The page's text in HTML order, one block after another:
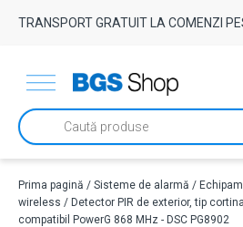
TRANSPORT GRATUIT LA COMENZI
Products
search
Prima pagină / Sisteme de alarmă /
wireless / Detector PIR de exterior, tip
compatibil PowerG 868 MHz - DSC PG8902